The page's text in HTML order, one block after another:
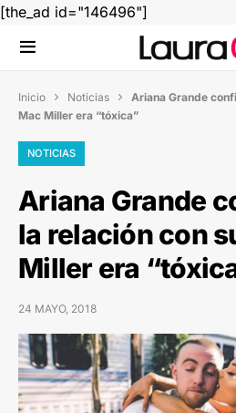
[the_ad id="146496"]
Inicio  Noticias  Ariana Grande
Mac Miller era “tóxica”
NOTICIAS
Ariana Grande
la relación con
Miller era
24 MAYO, 2018